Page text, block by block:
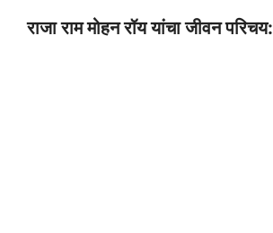
राजा राम मोहन रॉय यांचा जीवन परिचय: